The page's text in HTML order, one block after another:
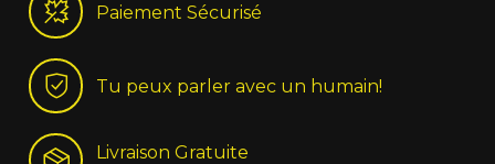
Paiement Sécurisé
Tu peux parler avec un humain!
Livraison Gratuite